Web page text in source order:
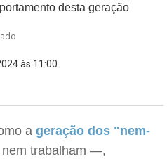
desta geração
às 11:00
a geração dos "nem-
trabalham —,